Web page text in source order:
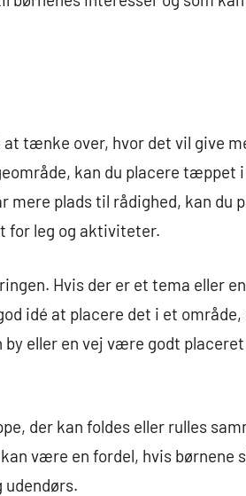
tænke over, hvor det vil give
kan du placere tæppet
plads til rådighed, kan du
for leg og aktiviteter.
Hvis der er et tema eller
idé at placere det i et område,
eller en vej være godt
der kan foldes eller rulles
være en fordel, hvis børnene